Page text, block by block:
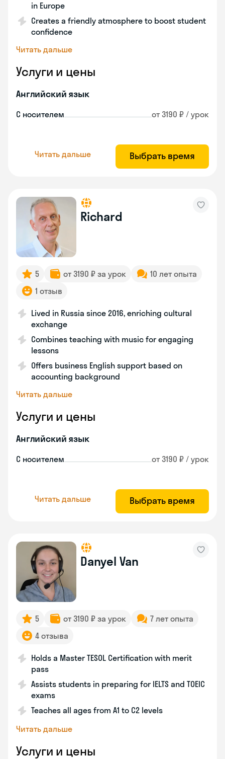
in Europe
Creates a friendly atmosphere to boost student
confidence
Читать дальше
Услуги и цены
Английский язык
С носителем от 3190 ₽ / урок
Читать дальше Выбрать время
Richard
5 от 3190 ₽ за урок
10 лет опыта
1 отзыв
Lived in Russia since 2016, enriching cultural
exchange
Combines teaching with music for engaging
lessons
Offers business English support based on
accounting background
Читать дальше
Услуги и цены
Английский язык
С носителем от 3190 ₽ / урок
Читать дальше Выбрать время
Danyel Van
5 от 3190 ₽ за урок
7 лет опыта
4 отзыва
Holds a Master TESOL Certification with merit
pass
Assists students in preparing for IELTS and TOEIC
exams
Teaches all ages from A1 to C2 levels
Читать дальше
Услуги и цены